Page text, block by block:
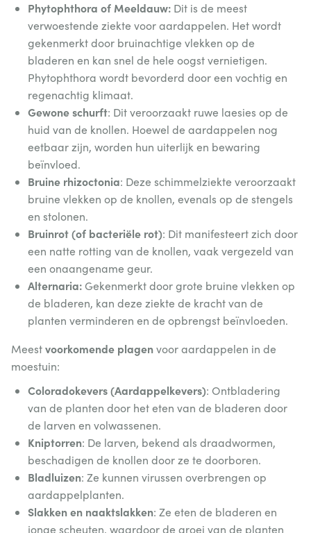
Phytophthora of Meeldauw: Dit is de meest
verwoestende ziekte voor aardappelen. Het wordt
gekenmerkt door bruinachtige vlekken op de
bladeren en kan snel de hele oogst vernietigen.
Phytophthora wordt bevorderd door een vochtig en
regenachtig klimaat.
Gewone schurft: Dit veroorzaakt ruwe laesies op de
huid van de knollen. Hoewel de aardappelen nog
eetbaar zijn, worden hun uiterlijk en bewaring
beïnvloed.
Bruine rhizoctonia: Deze schimmelziekte veroorzaakt
bruine vlekken op de knollen, evenals op de stengels
en stolonen.
Bruinrot (of bacteriële rot): Dit manifesteert zich door
een natte rotting van de knollen, vaak vergezeld van
een onaangename geur.
Alternaria:Gekenmerkt door grote bruine vlekken op
de bladeren, kan deze ziekte de kracht van de
planten verminderen en de opbrengst beïnvloeden.
Meestvoorkomende plagenvoor aardappelen in de
moestuin:
Coloradokevers (Aardappelkevers): Ontbladering
van de planten door het eten van de bladeren door
de larven en volwassenen.
Kniptorren: De larven, bekend als draadwormen,
beschadigen de knollen door ze te doorboren.
Bladluizen: Ze kunnen virussen overbrengen op
aardappelplanten.
Slakken en naaktslakken: Ze eten de bladeren en
jonge scheuten, waardoor de groei van de planten